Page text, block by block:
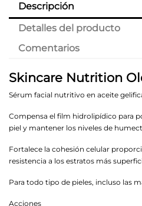
Descripción
Detalles del producto
Comentarios
Skincare Nutrition
Sérum facial nutritivo en aceite
Compensa el film hidrolipídico para
piel y mantener los niveles de
Fortalece la cohesión celular
resistencia a los estratos más
Para todo tipo de pieles, incluso las
Acciones